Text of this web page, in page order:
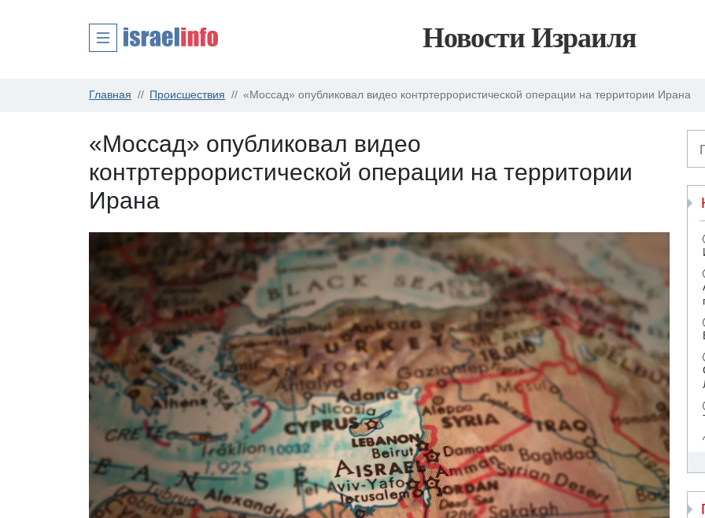
Новости Израиля
Главная Происшествия «Моссад» опубликовал видео контртеррористической операции на территории Ирана
«Моссад» опубликовал видео
контртеррористической операции на территории
Ирана